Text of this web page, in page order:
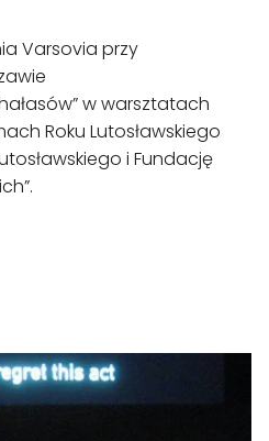
Varsovia przy
w warsztatach
Roku Lutosławskiego
i Fundację